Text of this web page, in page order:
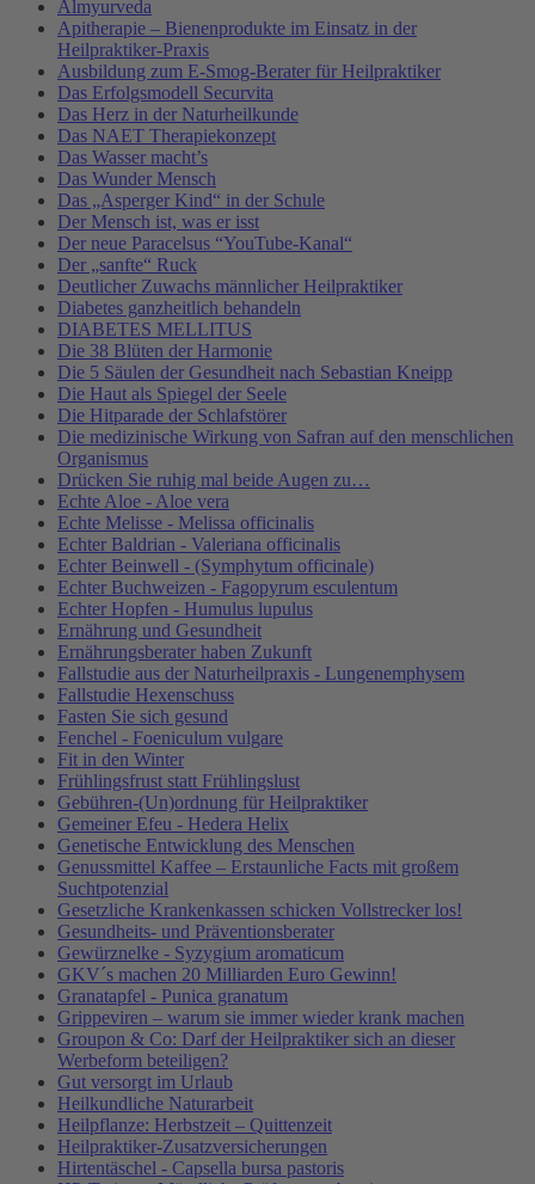
Almyurveda
Apitherapie – Bienenprodukte im Einsatz in der
Heilpraktiker-Praxis
Ausbildung zum E-Smog-Berater für Heilpraktiker
Das Erfolgsmodell Securvita
Das Herz in der Naturheilkunde
Das NAET Therapiekonzept
Das Wasser macht’s
Das Wunder Mensch
Das „Asperger Kind“ in der Schule
Der Mensch ist, was er isst
Der neue Paracelsus “YouTube-Kanal“
Der „sanfte“ Ruck
Deutlicher Zuwachs männlicher Heilpraktiker
Diabetes ganzheitlich behandeln
DIABETES MELLITUS
Die 38 Blüten der Harmonie
Die 5 Säulen der Gesundheit nach Sebastian Kneipp
Die Haut als Spiegel der Seele
Die Hitparade der Schlafstörer
Die medizinische Wirkung von Safran auf den menschlichen
Organismus
Drücken Sie ruhig mal beide Augen zu…
Echte Aloe - Aloe vera
Echte Melisse - Melissa officinalis
Echter Baldrian - Valeriana officinalis
Echter Beinwell - (Symphytum officinale)
Echter Buchweizen - Fagopyrum esculentum
Echter Hopfen - Humulus lupulus
Ernährung und Gesundheit
Ernährungsberater haben Zukunft
Fallstudie aus der Naturheilpraxis - Lungenemphysem
Fallstudie Hexenschuss
Fasten Sie sich gesund
Fenchel - Foeniculum vulgare
Fit in den Winter
Frühlingsfrust statt Frühlingslust
Gebühren-(Un)ordnung für Heilpraktiker
Gemeiner Efeu - Hedera Helix
Genetische Entwicklung des Menschen
Genussmittel Kaffee – Erstaunliche Facts mit großem
Suchtpotenzial
Gesetzliche Krankenkassen schicken Vollstrecker los!
Gesundheits- und Präventionsberater
Gewürznelke - Syzygium aromaticum
GKV´s machen 20 Milliarden Euro Gewinn!
Granatapfel - Punica granatum
Grippeviren – warum sie immer wieder krank machen
Groupon & Co: Darf der Heilpraktiker sich an dieser
Werbeform beteiligen?
Gut versorgt im Urlaub
Heilkundliche Naturarbeit
Heilpflanze: Herbstzeit – Quittenzeit
Heilpraktiker-Zusatzversicherungen
Hirtentäschel - Capsella bursa pastoris